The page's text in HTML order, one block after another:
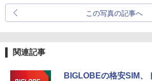
この写真の記事へ
関連記事
BIGLOBEの格安SIM、